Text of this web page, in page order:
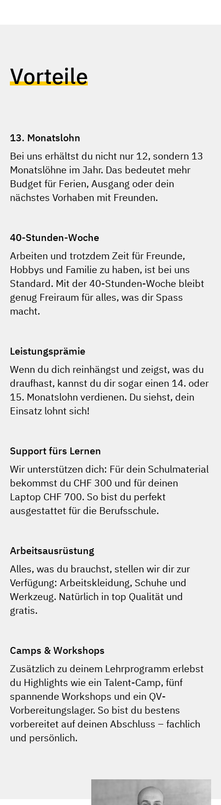
Vorteile
13. Monatslohn
Bei uns erhältst du nicht nur 12, sondern 13
Monatslöhne im Jahr. Das bedeutet mehr
Budget für Ferien, Ausgang oder dein
nächstes Vorhaben mit Freunden.
40-Stunden-Woche
Arbeiten und trotzdem Zeit für Freunde,
Hobbys und Familie zu haben, ist bei uns
Standard. Mit der 40-Stunden-Woche bleibt
genug Freiraum für alles, was dir Spass
macht.
Leistungsprämie
Wenn du dich reinhängst und zeigst, was du
draufhast, kannst du dir sogar einen 14. oder
15. Monatslohn verdienen. Du siehst, dein
Einsatz lohnt sich!
Support fürs Lernen
Wir unterstützen dich: Für dein Schulmaterial
bekommst du CHF 300 und für deinen
Laptop CHF 700. So bist du perfekt
ausgestattet für die Berufsschule.
Arbeitsausrüstung
Alles, was du brauchst, stellen wir dir zur
Verfügung: Arbeitskleidung, Schuhe und
Werkzeug. Natürlich in top Qualität und
gratis.
Camps & Workshops
Zusätzlich zu deinem Lehrprogramm erlebst
du Highlights wie ein Talent-Camp, fünf
spannende Workshops und ein QV-
Vorbereitungslager. So bist du bestens
vorbereitet auf deinen Abschluss – fachlich
und persönlich.